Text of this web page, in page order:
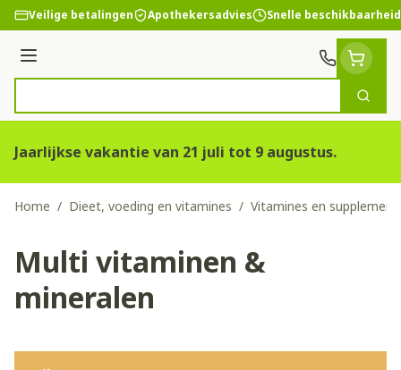
Ga naar de inhoud
Veilige betalingen Apothekersadvies Snelle beschikbaarheid
Menu
Zoek
Jaarlijkse vakantie van 21 juli tot 9 augustus.
Home / Dieet, voeding en vitamines / Vitamines en
Multi vitaminen &
mineralen